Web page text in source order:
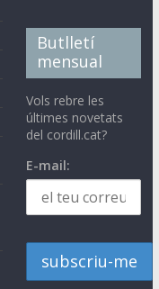
Butlletí
mensual
Vols rebre les
últimes novetats
del cordill.cat?
E-mail: